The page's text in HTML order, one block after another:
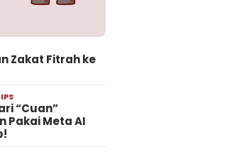
Zakat Fitrah ke
“Cuan”
Pakai Meta AI